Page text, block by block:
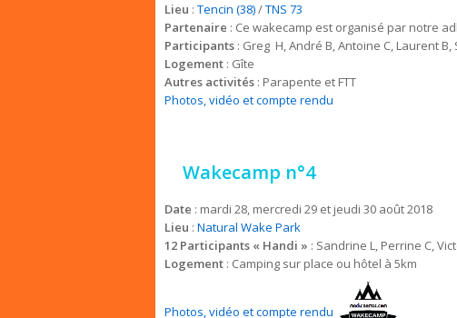
Lieu : Tencin (38)/TNS 73
Partenaire : Ce wakecamp est organisé par notre
Participants: Greg H, André B, Antoine C, Laurent
Logement: Gîte
Autres activités: Parapente et FTT
Photos, vidéo et compte rendu
Wakecamp n°4
Date : mardi 28, mercredi 29 et jeudi 30 août 2018
Lieu : Natural Wake Park
12 Participants « Handi » : Sandrine L, Perrine C,
Logement: Camping sur place ou hôtel à 5km
Photos, vidéo et compte rendu